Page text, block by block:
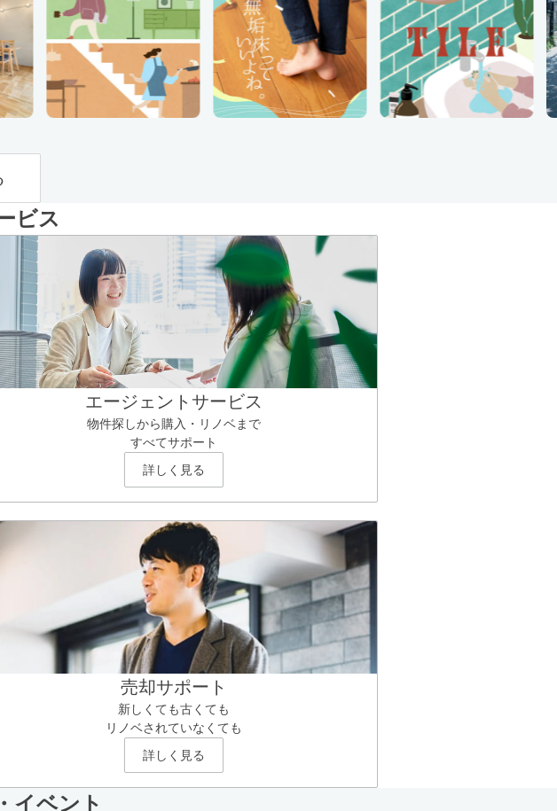
ビス
エージェントサービス
物件探しから購入・リノベまで
すべてサポート
詳しく見る
売却サポート
新しくても古くても
リノベされていなくても
詳しく見る
イベント